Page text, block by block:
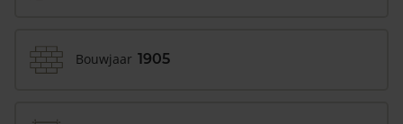
Bouwjaar 1905